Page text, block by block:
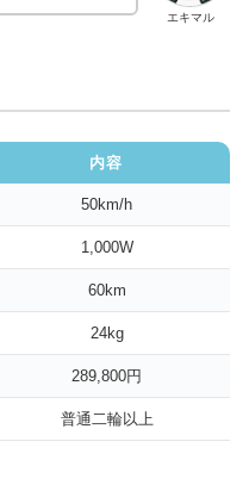
エキマル
内容
50km/h
1,000W
60km
24kg
289,800円
普通二輪以上